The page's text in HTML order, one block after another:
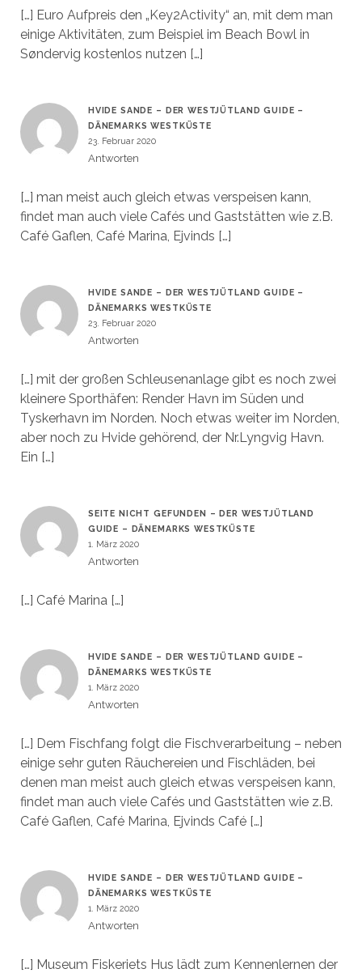
[…] Euro Aufpreis den „Key2Activity“ an, mit dem man
einige Aktivitäten, zum Beispiel im Beach Bowl in
Søndervig kostenlos nutzen […]
HVIDE SANDE – DER WESTJÜTLAND GUIDE –
DÄNEMARKS WESTKÜSTE
23. Februar 2020
Antworten
[…] man meist auch gleich etwas verspeisen kann,
findet man auch viele Cafés und Gaststätten wie z.B.
Café Gaflen, Café Marina, Ejvinds […]
HVIDE SANDE – DER WESTJÜTLAND GUIDE –
DÄNEMARKS WESTKÜSTE
23. Februar 2020
Antworten
[…] mit der großen Schleusenanlage gibt es noch zwei
kleinere Sporthäfen: Render Havn im Süden und
Tyskerhavn im Norden. Noch etwas weiter im Norden,
aber noch zu Hvide gehörend, der Nr.Lyngvig Havn.
Ein […]
SEITE NICHT GEFUNDEN – DER WESTJÜTLAND
GUIDE – DÄNEMARKS WESTKÜSTE
1. März 2020
Antworten
[…] Café Marina […]
HVIDE SANDE – DER WESTJÜTLAND GUIDE –
DÄNEMARKS WESTKÜSTE
1. März 2020
Antworten
[…] Dem Fischfang folgt die Fischverarbeitung – neben
einige sehr guten Räuchereien und Fischläden, bei
denen man meist auch gleich etwas verspeisen kann,
findet man auch viele Cafés und Gaststätten wie z.B.
Café Gaflen, Café Marina, Ejvinds Café […]
HVIDE SANDE – DER WESTJÜTLAND GUIDE –
DÄNEMARKS WESTKÜSTE
1. März 2020
Antworten
[…] Museum Fiskeriets Hus lädt zum Kennenlernen der